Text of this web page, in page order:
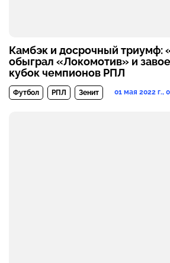
Камбэк и досрочный триумф:
обыграл «Локомотив» и
кубок чемпионов РПЛ
Футбол РПЛ Зенит 01 мая 2022 г.,